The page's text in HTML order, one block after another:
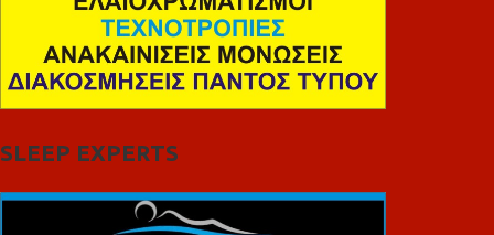
SLEEP EXPERTS